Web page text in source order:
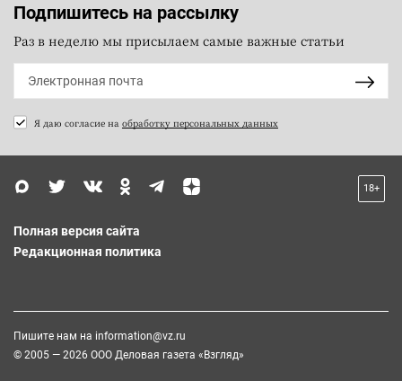
Подпишитесь на рассылку
Раз в неделю мы присылаем самые важные статьи
Я даю согласие на обработку персональных данных
18+
Полная версия сайта
Редакционная политика
Пишите нам на information@vz.ru
© 2005 — 2026 ООО Деловая газета «Взгляд»